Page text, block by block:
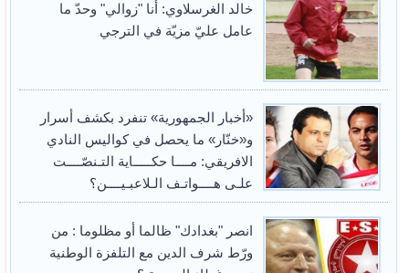
خالد الغرسلاوي: أنا "زوالي" وحدّ ما
عامل عليّ مزيّة في الترجي
«أخبار الجمهورية» تنفرد بكشف أسرار
و«خنّار» ما يحصل في كواليس النادي
الافريقي: مــــا حكـــــاية التـنصّــــت
علـى هــــواتـف الـلاعبـيــــن؟
انصر "بغدادك" ظالما أو مظلوما : من
ورّط شرف الدين مع التلفزة الوطنية